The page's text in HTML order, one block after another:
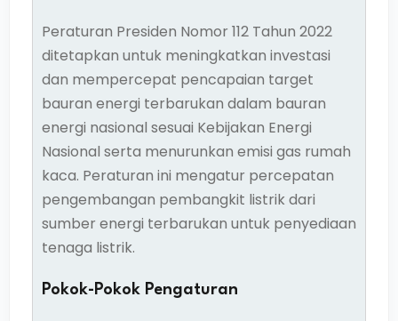
Peraturan Presiden Nomor 112 Tahun 2022
ditetapkan untuk meningkatkan investasi
dan mempercepat pencapaian target
bauran energi terbarukan dalam bauran
energi nasional sesuai Kebijakan Energi
Nasional serta menurunkan emisi gas rumah
kaca. Peraturan ini mengatur percepatan
pengembangan pembangkit listrik dari
sumber energi terbarukan untuk penyediaan
tenaga listrik.
Pokok-Pokok Pengaturan